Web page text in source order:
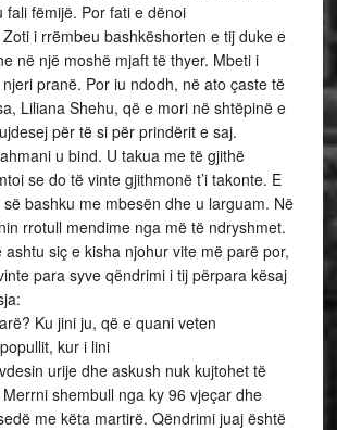
fali fëmijë. Por fati e dënoi
i rrëmbeu bashkëshorten e tij duke e
në një moshë mjaft të thyer. Mbeti i
pranë. Por iu ndodh, në ato çaste të
Liliana Shehu, që e mori në shtëpinë e
për të si për prindërit e saj.
u bind. U takua me të gjithë
se do të vinte gjithmonë t’i takonte. E
bashku me mbesën dhe u larguam. Në
rrotull mendime nga më të ndryshmet.
ashtu siç e kisha njohur vite më parë por,
para syve qëndrimi i tij përpara kësaj
Ku jini ju, që e quani veten
kur i lini
urije dhe askush nuk kujtohet të
shembull nga ky 96 vjeçar dhe
me këta martirë. Qëndrimi juaj është